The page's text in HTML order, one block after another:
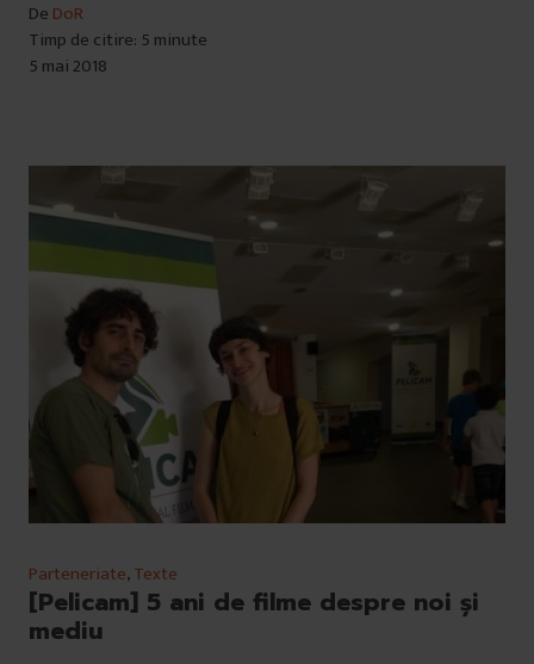
De DoR
Timp de citire: 5 minute
5 mai 2018
Parteneriate,Texte
[Pelicam] 5 ani de filme despre noi și
mediu